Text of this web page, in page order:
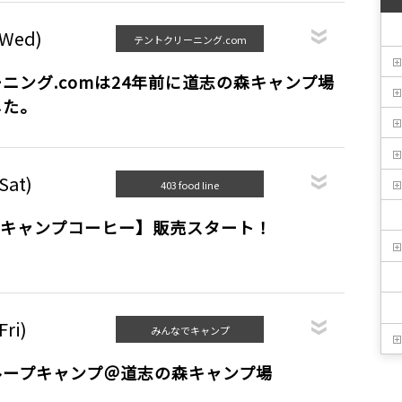
テントクリーニング.com
ング.comは24年前に道志の森キャンプ場
。
403 food line
ャンプコーヒー】販売スタート！
みんなでキャンプ
プキャンプ＠道志の森キャンプ場